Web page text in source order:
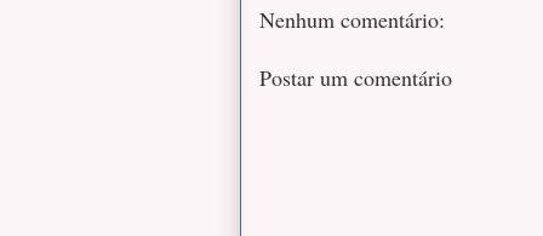
Nenhum comentário:
Postar um comentário